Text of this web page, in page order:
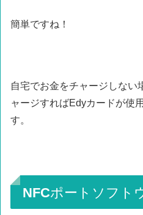
簡単ですね！
自宅でお金をチャージしない
ャージすればEdyカードが使
す。
NFCポートソフト